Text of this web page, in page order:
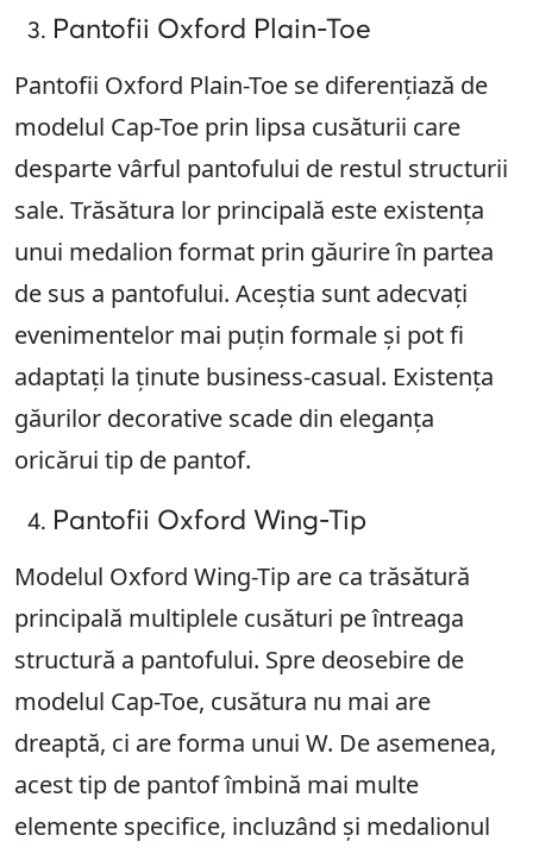
Pantofii Oxford Plain-Toe
Pantofii Oxford Plain-Toe se diferențiază de
modelul Cap-Toe prin lipsa cusăturii care
desparte vârful pantofului de restul structurii
sale. Trăsătura lor principală este existența
unui medalion format prin găurire în partea
de sus a pantofului. Aceștia sunt adecvați
evenimentelor mai puțin formale și pot fi
adaptați la ținute business-casual. Existența
găurilor decorative scade din eleganța
oricărui tip de pantof.
Pantofii Oxford Wing-Tip
Modelul Oxford Wing-Tip are ca trăsătură
principală multiplele cusături pe întreaga
structură a pantofului. Spre deosebire de
modelul Cap-Toe, cusătura nu mai are
dreaptă, ci are forma unui W. De asemenea,
acest tip de pantof îmbină mai multe
elemente specifice, incluzând și medalionul